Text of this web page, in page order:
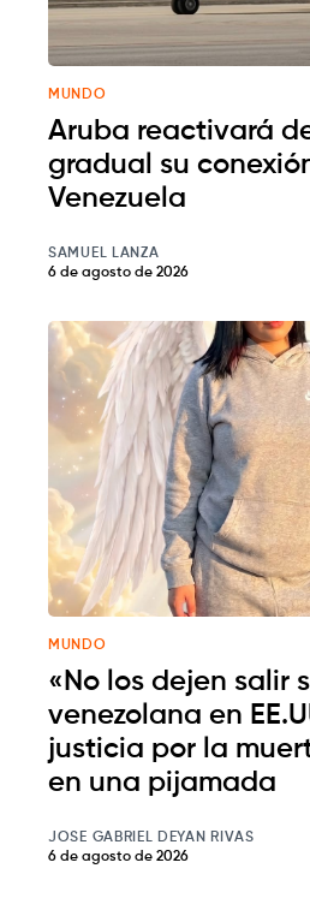
MUNDO
Aruba reactivará
gradual su
Venezuela
SAMUEL LANZA
6 de agosto de 2026
MUNDO
«No los dejen salir
venezolana en
justicia por la
en una pijamada
JOSE GABRIEL DEYAN RIVAS
6 de agosto de 2026